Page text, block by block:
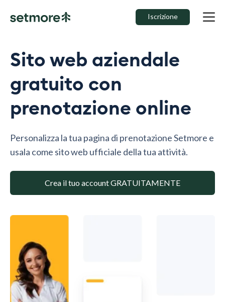
Iscrizione
Sito web aziendale
gratuito con
prenotazione online
Personalizza la tua pagina di prenotazione Setmore e
usala come sito web ufficiale della tua attività.
Crea il tuo account GRATUITAMENTE